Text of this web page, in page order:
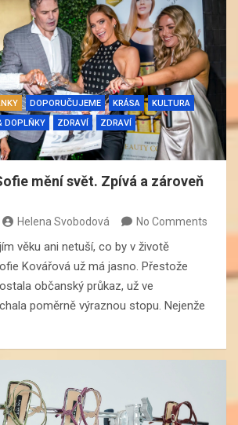
DOPORUČUJEME KRÁSA
KULTURA
DOPLŇKY ZDRAVÍ
ZDRAVÍ
mění svět. Zpívá a zároveň
Helena Svobodová No Comments
věku ani netuší, co by v životě
Kovářová už má jasno. Přestože
občanský průkaz, už ve
poměrně výraznou stopu. Nejenže